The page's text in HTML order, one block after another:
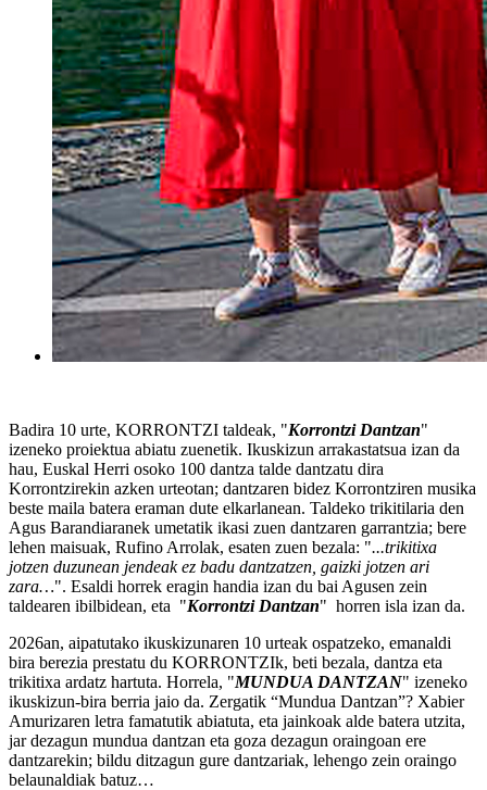
Badira 10 urte, KORRONTZI taldeak, "Korrontzi Dantzan"
izeneko proiektua abiatu zuenetik. Ikuskizun arrakastatsua izan da
hau, Euskal Herri osoko 100 dantza talde dantzatu dira
Korrontzirekin azken urteotan; dantzaren bidez Korrontziren musika
beste maila batera eraman dute elkarlanean. Taldeko trikitilaria den
Agus Barandiaranek umetatik ikasi zuen dantzaren garrantzia; bere
lehen maisuak, Rufino Arrolak, esaten zuen bezala: "...trikitixa
jotzen duzunean jendeak ez badu dantzatzen, gaizki jotzen ari
zara…". Esaldi horrek eragin handia izan du bai Agusen zein
taldearen ibilbidean, eta "Korrontzi Dantzan" horren isla izan da.
2026an, aipatutako ikuskizunaren 10 urteak ospatzeko, emanaldi
bira berezia prestatu du KORRONTZIk, beti bezala, dantza eta
trikitixa ardatz hartuta. Horrela, "MUNDUA DANTZAN" izeneko
ikuskizun-bira berria jaio da. Zergatik “Mundua Dantzan”? Xabier
Amurizaren letra famatutik abiatuta, eta jainkoak alde batera utzita,
jar dezagun mundua dantzan eta goza dezagun oraingoan ere
dantzarekin; bildu ditzagun gure dantzariak, lehengo zein oraingo
belaunaldiak batuz…